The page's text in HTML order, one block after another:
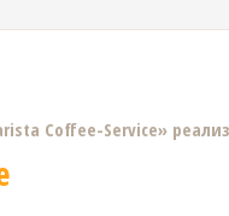
Coffee-Service»